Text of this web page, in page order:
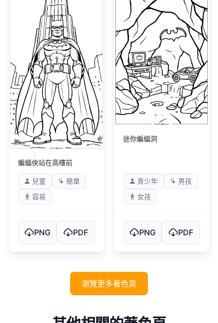
蝙蝠俠站在高樓前
兒童
簡單
容易
PNG PDF
迷你蝙蝠洞
青少年
男孩
女孩
PNG PDF
瀏覽更多著色頁